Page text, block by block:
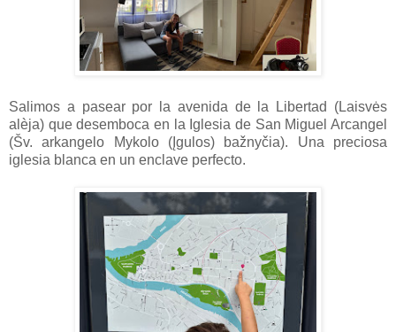
Salimos a pasear por la avenida de la Libertad (Laisvės
alèja) que desemboca en la Iglesia de San Miguel Arcangel
(Šv. arkangelo Mykolo (Įgulos) bažnyčia). Una preciosa
iglesia blanca en un enclave perfecto.